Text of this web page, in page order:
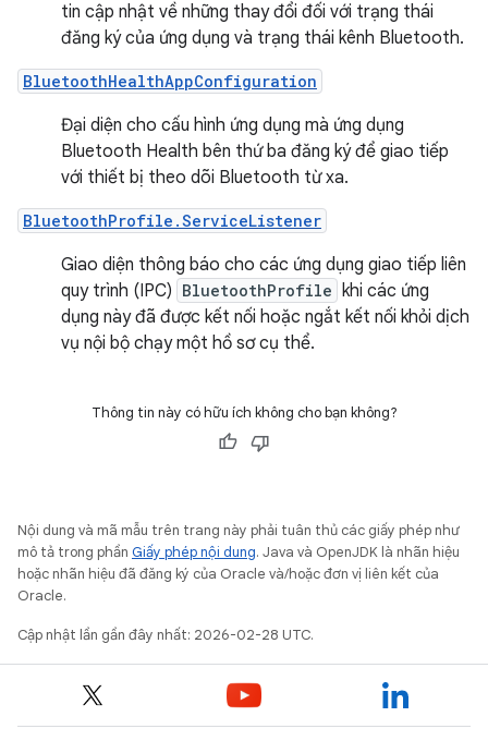
tin cập nhật về những thay đổi đối với trạng thái
đăng ký của ứng dụng và trạng thái kênh Bluetooth.
BluetoothHealthAppConfiguration
Đại diện cho cấu hình ứng dụng mà ứng dụng
Bluetooth Health bên thứ ba đăng ký để giao tiếp
với thiết bị theo dõi Bluetooth từ xa.
BluetoothProfile.ServiceListener
Giao diện thông báo cho các ứng dụng giao tiếp liên
quy trình (IPC) BluetoothProfile khi các ứng
dụng này đã được kết nối hoặc ngắt kết nối khỏi dịch
vụ nội bộ chạy một hồ sơ cụ thể.
Thông tin này có hữu ích không cho bạn không?
Nội dung và mã mẫu trên trang này phải tuân thủ các giấy phép như
mô tả trong phần Giấy phép nội dung. Java và OpenJDK là nhãn hiệu
hoặc nhãn hiệu đã đăng ký của Oracle và/hoặc đơn vị liên kết của
Oracle.
Cập nhật lần gần đây nhất: 2026-02-28 UTC.